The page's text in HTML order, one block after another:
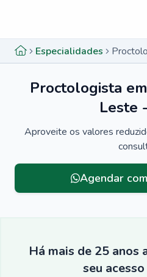
Especialidades
Proctologista
Leste
Aproveite os valores
Agendar
Há mais de 25
seu